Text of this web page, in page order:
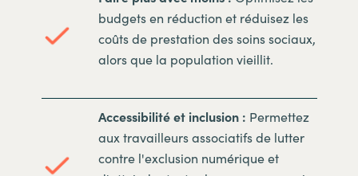
budgets en réduction et réduisez les
coûts de prestation des soins sociaux,
alors que la population vieillit.
Accessibilité et inclusion : Permettez
aux travailleurs associatifs de lutter
contre l'exclusion numérique et